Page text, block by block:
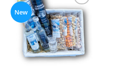
New
Add to
wishlist